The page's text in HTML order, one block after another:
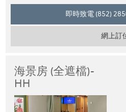
即時致電 (852)
網上訂
海景房 (全遮檔)-
HH